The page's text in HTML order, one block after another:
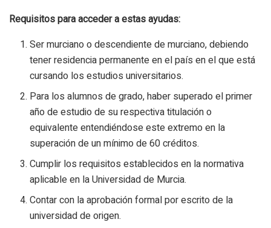
Requisitos para acceder a estas ayudas:
Ser murciano o descendiente de murciano, debiendo
tener residencia permanente en el país en el que está
cursando los estudios universitarios.
Para los alumnos de grado, haber superado el primer
año de estudio de su respectiva titulación o
equivalente entendiéndose este extremo en la
superación de un mínimo de 60 créditos.
Cumplir los requisitos establecidos en la normativa
aplicable en la Universidad de Murcia.
Contar con la aprobación formal por escrito de la
universidad de origen.